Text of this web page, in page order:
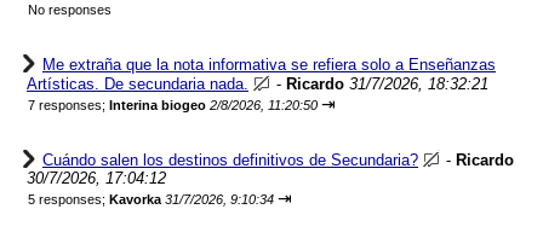
No responses
Me extraña que la nota informativa se refiera solo a Enseñanzas
Artísticas. De secundaria nada.
- Ricardo 31/7/2026, 18:32:21
7 responses; Interina biogeo 2/8/2026, 11:20:50 ⇥
Cuándo salen los destinos definitivos de Secundaria? - Ricardo
30/7/2026, 17:04:12
5 responses; Kavorka 31/7/2026, 9:10:34 ⇥